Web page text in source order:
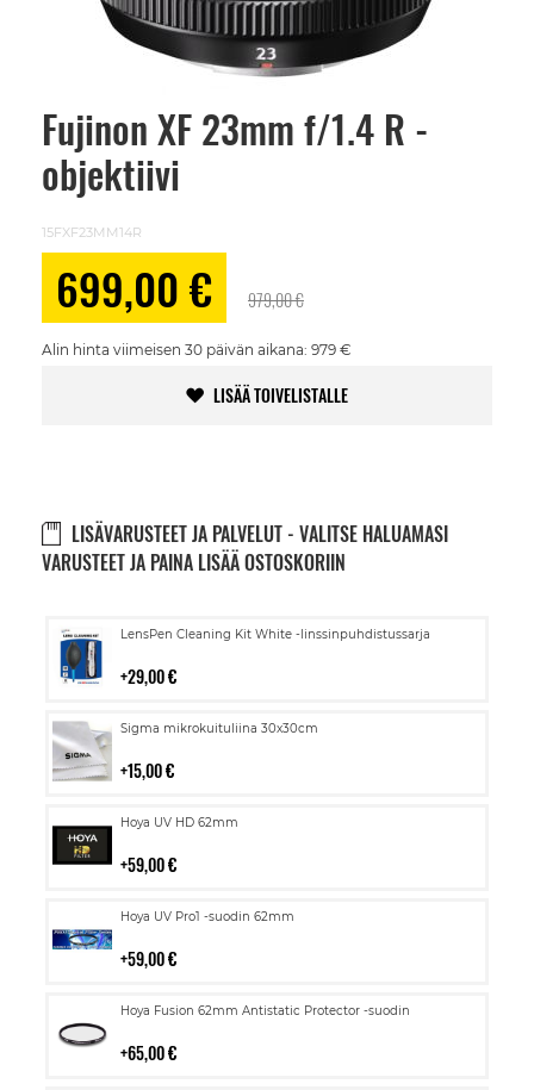
Fujinon XF 23mm f/1.4 R -
objektiivi
15FXF23MM14R
699,00 € 979,00 €
Alin hinta viimeisen 30 päivän aikana: 979 €
LISÄÄ TOIVELISTALLE
LISÄVARUSTEET JA PALVELUT - VALITSE HALUAMASI
VARUSTEET JA PAINA LISÄÄ OSTOSKORIIN
LensPen Cleaning Kit White -linssinpuhdistussarja
29,00 €
Lisää
Sigma mikrokuituliina 30x30cm
15,00 €
Lisää
Hoya UV HD 62mm
59,00 €
Lisää
Hoya UV Pro1 -suodin 62mm
59,00 €
Lisää
Hoya Fusion 62mm Antistatic Protector -suodin
65,00 €
Lisää
Skip
beginning
images
gallery